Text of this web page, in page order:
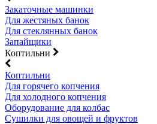
Закаточные машинки
Для жестяных банок
Для стеклянных банок
Запайщики
Коптильни
Коптильни
Для горячего копчения
Для холодного копчения
Оборудование для колбас
Сушилки для овощей и фруктов